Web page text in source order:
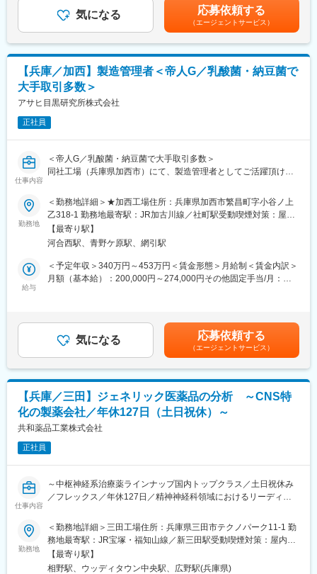
将来的には、リーダーとしてチーム体制を構築するなどマネジメ
ントを担って頂けることを期待してます。また、資格取得支援や
個々の経験や強み弱みを振り返り、本人の適性や意欲、キャリア
選好等を踏まえ、キャリアプランを一緒に形成し、個々のキャリ
アプランに合わせた環境を提供する制度もあります。
変更の範囲：会社の定める業務
■配属組織：
主に30～40代（男女比8：2）の計15名が在籍しています。
ます。他部門ともオープンなコミュニケーションを大切にしてお
り活発な意見交換を行っています。
■当ポジションの魅力：
◎製造部門や信頼性保証部門などチームで協力して作業を進める
ことが多く、コミュニケーションが活発です。助け合いながら仕
事を進めています。
◎医薬品は人々の健康を支える重要な製品です。自分が関わった
製品が誰かの役に立つと感じられるのは大きなやりがいです。
◎専門的な知識や技術を身につけることができ、キャリアアップ
【当社について】
■事業内容
▽医薬品事業：CNS領域（中枢神経領域）を中心としたジェネリ
よる独占期間が満了した先発医薬品）および新薬の販売を行って
おります。
や安全性が認められており、開発費用が抑えられるため、価格が
安く、患者さんの経済的な負担を軽減する効果があります。
■ビジョン
「こころの健康に向き合い明るい未来を支える会社」として、今
後ますます必要性が高まる精神科領域においてジェネリック医薬
品や新薬をはじめ幅広くサービスを提供し、「こころの健康」を
取り戻すことに貢献していきます。
変更の範囲：会社の定める業務
気になる 応募依頼する
（エージェントサービス）
【兵庫／加西】製造管理者＜帝人G／乳酸菌・納豆菌で
大手取引多数＞
アサヒ目黒研究所株式会社
正社員
仕事内容
＜帝人G／乳酸菌・納豆菌で大手取引多数＞
同社工場（兵庫県加西市）にて、製造管理者としてご活躍頂ける
引が多い乳酸菌を扱っており、安定した事業を展開しておりま
す。
薬剤師資格をお持ちの方であれば、実務未経験の方も歓迎致しま
す。
■業務詳細：
・試験検査業務（微生物試験他）
・品質管理業務
■キャリアパス：
製造部門の作業の流れを習得して頂き、品質管理部門の責任者と
して製造管理施責任者になっていただきます。
究開発・製造・販売を行っております。取扱いが難しいとされる
納豆菌を培養するなど、日本有数の技術力やノウハウを持ってい
ます。受注／売上が堅調に推移しており、2014年に加西工場に新
館棟を新設、需要の増加に対応しています。食品メーカーと協働
して新商品を生み出すなど、菌類には様々な活用方法があり、最
先端の開発に携わって頂けます。
変更の範囲：会社の定める業務
勤務地
＜勤務地詳細＞★加西工場住所：兵庫県加西市繁昌町字小谷ノ上
乙318-1 勤務地最寄駅：JR加古川線／社町駅受動喫煙対策：屋内
全面禁煙変更の範囲：会社の定める事業所
【最寄り駅】
河合西駅、青野ケ原駅、網引駅
給与
＜予定年収＞340万円～453万円＜賃金形態＞月給制＜賃金内訳＞
月額（基本給）：200,000円～274,000円その他固定手当/月：
給(月額)は固定手当を含めた表記です。
気になる 応募依頼する
（エージェントサービス）
【兵庫／三田】ジェネリック医薬品の分析 ～CNS特
化の製薬会社／年休127日（土日祝休）～
共和薬品工業株式会社
正社員
仕事内容
～中枢神経系治療薬ラインナップ国内トップクラス／土日祝休み
／フレックス／年休127日／精神神経科領域におけるリーディン
■業務内容：
製薬メーカーである当社の製剤製造工場にて、新規開発品、既存
製品改良のための、分析・評価業務を担当いただきます。
勤務地
＜勤務地詳細＞三田工場住所：兵庫県三田市テクノパーク11-1 勤
務地最寄駅：JR宝塚・福知山線／新三田駅受動喫煙対策：屋内全
面禁煙変更の範囲：会社の定める事業所
【最寄り駅】
相野駅、ウッディタウン中央駅、広野駅(兵庫県)